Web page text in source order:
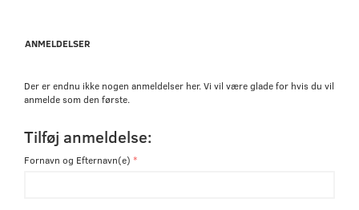
ANMELDELSER
Der er endnu ikke nogen anmeldelser her. Vi vil være glade for hvis du vil
anmelde som den første.
Tilføj anmeldelse:
Fornavn og Efternavn(e)